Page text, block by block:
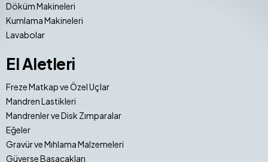
Döküm Makineleri
Kumlama Makineleri
Lavabolar
El Aletleri
Freze Matkap ve Özel Uçlar
Mandren Lastikleri
Mandrenler ve Disk Zımparalar
Eğeler
Gravür ve Mıhlama Malzemeleri
Güverse Basacakları